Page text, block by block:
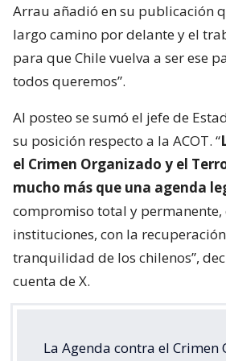
Arrau añadió en su publicación
largo camino por delante y el
para que Chile vuelva a ser ese
todos queremos”.
Al posteo se sumó el jefe de
su posición respecto a la ACOT. “
el Crimen Organizado y el
mucho más que una agenda
compromiso total y permanente,
instituciones, con la
tranquilidad de los chilenos”,
cuenta de X.
La Agenda contra el Crimen